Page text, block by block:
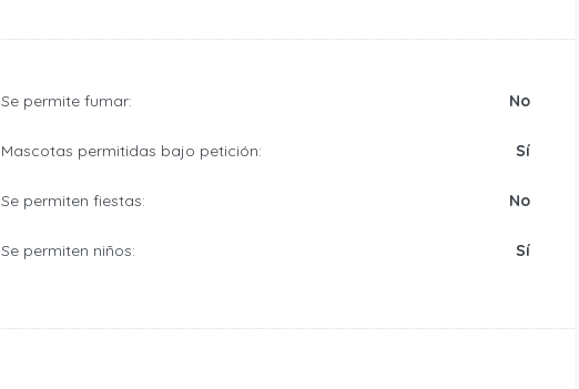
Se permite fumar: No
Mascotas permitidas bajo petición: Sí
Se permiten fiestas: No
Se permiten niños: Sí